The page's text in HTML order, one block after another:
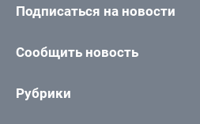
Подписаться на новости
Сообщить новость
Рубрики